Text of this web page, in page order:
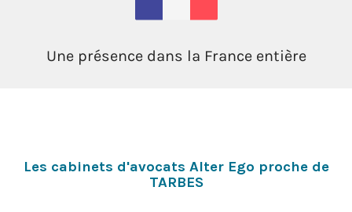
Une présence dans la France entière
Les cabinets d'avocats Alter Ego proche de
TARBES